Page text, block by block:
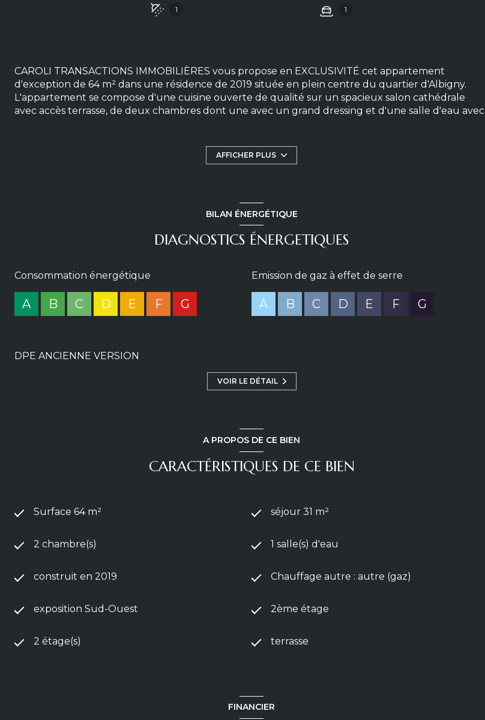
1 1
CAROLI TRANSACTIONS IMMOBILIÈRES vous propose en EXCLUSIVITÉ cet appartement
d'exception de 64 m² dans une résidence de 2019 située en plein centre du quartier d'Albigny.
L'appartement se compose d'une cuisine ouverte de qualité sur un spacieux salon cathédrale
avec accès terrasse, de deux chambres dont une avec un grand dressing et d'une salle d'eau avec
idéalement située, à quelques pas du lac. COUP DE COEUR - RARE À LA VENTE. Un garage de 16
m² en sous sol complète ce bien. Nombre de lots : 39. Charges annuelles : 1556 €. Pour plus
AFFICHER PLUS
BILAN ÉNERGÉTIQUE
DIAGNOSTICS ÉNERGETIQUES
Consommation énergétique
A B C D E F G
Emission de gaz à effet de serre
A B C D E F G
DPE ANCIENNE VERSION
VOIR LE DÉTAIL
A PROPOS DE CE BIEN
CARACTÉRISTIQUES DE CE BIEN
Surface 64 m² séjour 31 m²
2 chambre(s) 1 salle(s) d'eau
construit en 2019 Chauffage autre : autre (gaz)
exposition Sud-Ouest 2ème étage
2 étage(s) terrasse
FINANCIER